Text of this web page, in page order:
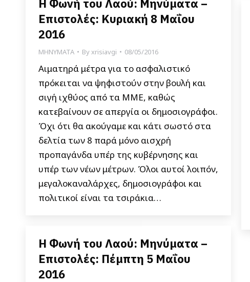
Η Φωνή του Λαού: Μηνύματα –
Επιστολές: Κυριακή 8 Μαΐου
2016
ΜΗΝΥΜΑΤΑ Byxrisiavgi 08/05/2016
Αιματηρά μέτρα για το ασφαλιστικό
πρόκειται να ψηφιστούν στην βουλή και
σιγή ιχθύος από τα ΜΜΕ, καθώς
κατεβαίνουν σε απεργία οι δημοσιογράφοι.
Όχι ότι θα ακούγαμε και κάτι σωστό στα
δελτία των 8 παρά μόνο αισχρή
προπαγάνδα υπέρ της κυβέρνησης και
υπέρ των νέων μέτρων. Όλοι αυτοί λοιπόν,
μεγαλοκαναλάρχες, δημοσιογράφοι και
πολιτικοί είναι τα τσιράκια…
Η Φωνή του Λαού: Μηνύματα –
Επιστολές: Πέμπτη 5 Μαΐου
2016